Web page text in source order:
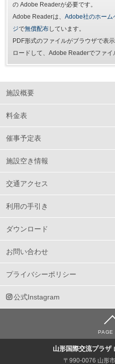
の Adobe Readerが必要です。
Adobe Readerは、 Adobe社のホーム
ジで無償配布しています。
PDF形式のファイルがブラウザで表
ロードして、Adobe Readerでファイ
施設概要
料金表
催事予定表
施設空き情報
交通アクセス
利用の手引き
ダウンロード
お問い合わせ
プライバシーポリシー
公式Instagram
PAGE
山形国際交流プラザ
〒990-0076 山形